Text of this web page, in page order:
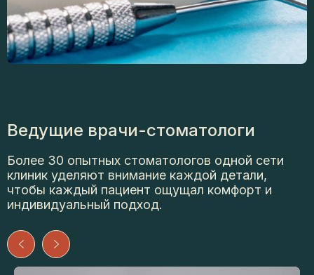
Ведущие врачи-стоматологи
Более 30 опытных стоматологов одной сети
клиник уделяют внимание каждой детали,
чтобы каждый пациент ощущал комфорт и
индивидуальный подход.